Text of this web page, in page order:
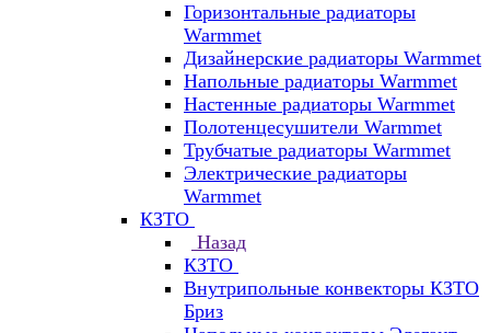
Горизонтальные радиаторы
Warmmet
Дизайнерские радиаторы Warmmet
Напольные радиаторы Warmmet
Настенные радиаторы Warmmet
Полотенцесушители Warmmet
Трубчатые радиаторы Warmmet
Электрические радиаторы
Warmmet
КЗТО
Назад
КЗТО
Внутрипольные конвекторы КЗТО
Бриз